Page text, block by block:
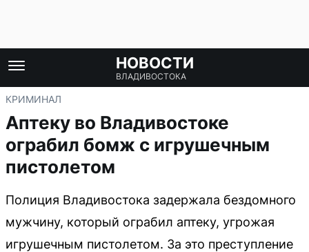
НОВОСТИ
ВЛАДИВОСТОКА
КРИМИНАЛ
Аптеку во Владивостоке
ограбил бомж с игрушечным
пистолетом
Полиция Владивостока задержала бездомного
мужчину, который ограбил аптеку, угрожая
игрушечным пистолетом. За это преступление